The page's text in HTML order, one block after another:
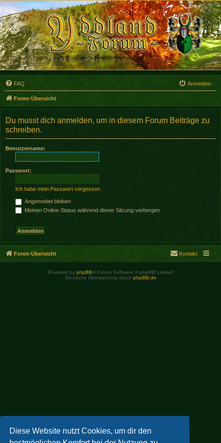
Diese Website nutzt Cookies, um dir den
FAQ Anmelden
Foren-Übersicht
Du musst dich anmelden, um in diesem Forum Beiträge zu
schreiben.
Benutzername:
Passwort:
Ich habe mein Passwort vergessen
Angemeldet bleiben
Meinen Online-Status während dieser Sitzung verbergen
Foren-Übersicht Kontakt
Powered by phpBB® Forum Software © phpBB Limited
Deutsche Übersetzung durch phpBB.de